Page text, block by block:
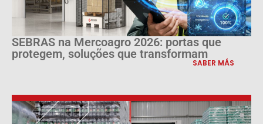
SEBRAS na Mercoagro 2026: portas que
protegem, soluções que transformam
SABER MÁS